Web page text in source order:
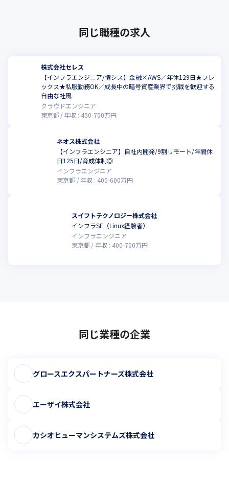
同じ職種の求人
株式会社セレス
【インフラエンジニア/情シス】金融×AWS／年休129日★フレ
ックス★私服勤務OK／成長中の暗号資産業界で挑戦を歓迎する
自由な社風
クラウドエンジニア
東京都
年収 : 450-700万円
ネオス株式会社
【インフラエンジニア】自社内開発/9割リモート/年間休
日125日/育成体制◎
インフラエンジニア
東京都
年収 : 400-600万円
スイフトテクノロジー株式会社
インフラSE（Linux経験者）
インフラエンジニア
東京都
年収 : 400-700万円
同じ業種の企業
グロースエクスパートナーズ株式会社
エーザイ株式会社
カシオヒューマンシステムズ株式会社